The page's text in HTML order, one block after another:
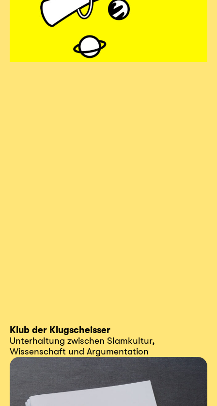
Klub der Klugscheisser
Unterhaltung zwischen Slamkultur,
Wissenschaft und Argumentation